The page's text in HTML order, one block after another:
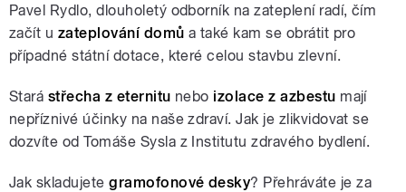
Pavel Rydlo, dlouholetý odborník na zateplení radí, čím
začít u zateplování domů a také kam se obrátit pro
případné státní dotace, které celou stavbu zlevní.
Stará střecha z eternitu nebo izolace z azbestu mají
nepříznivé účinky na naše zdraví. Jak je zlikvidovat se
dozvíte od Tomáše Sysla z Institutu zdravého bydlení.
Jak skladujetegramofonové desky? Přehráváte je za